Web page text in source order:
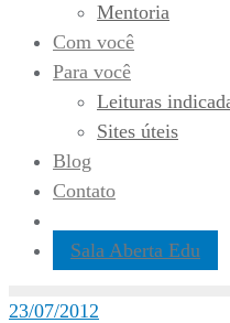
Mentoria
Com você
Para você
Leituras
Sites úteis
Blog
Contato
Sala Aberta Edu
23/07/2012